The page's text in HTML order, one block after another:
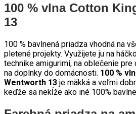
100 % vlna Cotton
13
100 % bavlnená priadza vhodná na
pletené projekty. Využijete ju na
technike amigurimi, na oblečenie
na doplnky do domácnosti. 100 %
Wentworth 13 je mäkká a veľmi
keďže sa nekĺže ako iné 100%